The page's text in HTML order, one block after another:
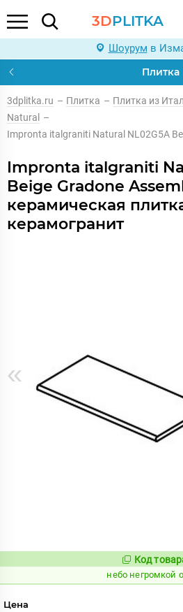
3DPLITKA
Шоурум в
Плитка
3dplitka.ru – Плитка – Плитка из
Natural
–
Impronta italgraniti Natural NL02G5A
Impronta italgraniti
Beige Gradone
керамическая
керамогранит
«
Код
небо негромкой
Цена